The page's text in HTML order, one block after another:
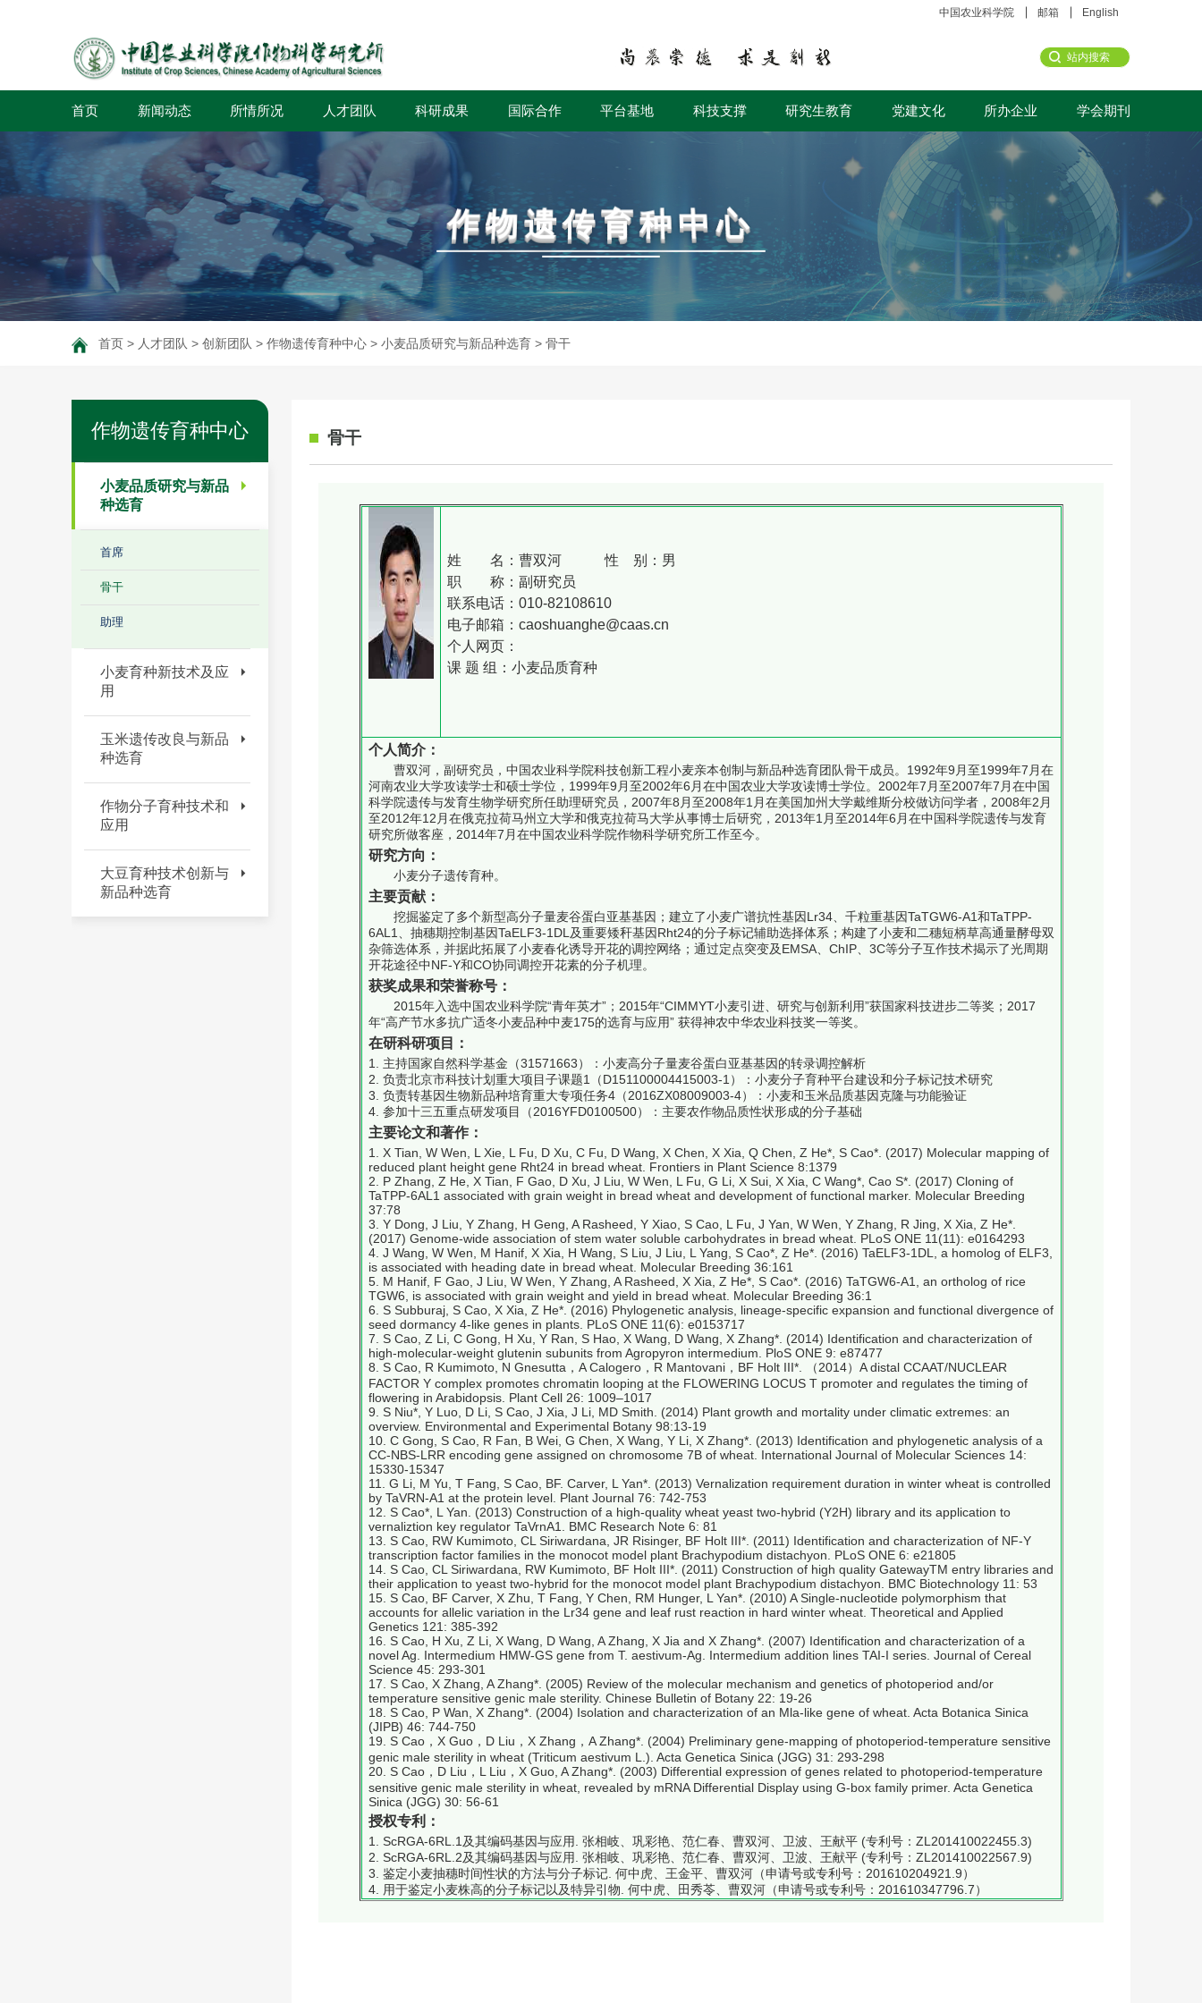
中国农业科学院 邮箱 English
首页 新闻动态 所情所况 人才团队 科研成果 国际合作 平台基地 科技支撑 研究生教育 党建文化 所办企业 学会期刊
作物遗传育种中心
首页 > 人才团队 > 创新团队 > 作物遗传育种中心 > 小麦品质研究与新品种选育 > 骨干
作物遗传育种中心
小麦品质研究与新品
种选育
首席
骨干
助理
小麦育种新技术及应
用
玉米遗传改良与新品
种选育
作物分子育种技术和
应用
大豆育种技术创新与
新品种选育
骨干
姓 名：曹双河 性 别：男
职 称：副研究员
联系电话：010-82108610
电子邮箱：caoshuanghe@caas.cn
个人网页：
课 题 组：小麦品质育种
个人简介：
曹双河，副研究员，中国农业科学院科技创新工程小麦亲本创制与新品种选育团队骨干成员。1992年9月至1999年7月在
河南农业大学攻读学士和硕士学位，1999年9月至2002年6月在中国农业大学攻读博士学位。2002年7月至2007年7月在中国
科学院遗传与发育生物学研究所任助理研究员，2007年8月至2008年1月在美国加州大学戴维斯分校做访问学者，2008年2月
至2012年12月在俄克拉荷马州立大学和俄克拉荷马大学从事博士后研究，2013年1月至2014年6月在中国科学院遗传与发育
研究所做客座，2014年7月在中国农业科学院作物科学研究所工作至今。
研究方向：
小麦分子遗传育种。
主要贡献：
挖掘鉴定了多个新型高分子量麦谷蛋白亚基基因；建立了小麦广谱抗性基因Lr34、千粒重基因TaTGW6-A1和TaTPP-
6AL1、抽穗期控制基因TaELF3-1DL及重要矮秆基因Rht24的分子标记辅助选择体系；构建了小麦和二穗短柄草高通量酵母双
杂筛选体系，并据此拓展了小麦春化诱导开花的调控网络；通过定点突变及EMSA、ChIP、3C等分子互作技术揭示了光周期
开花途径中NF-Y和CO协同调控开花素的分子机理。
获奖成果和荣誉称号：
2015年入选中国农业科学院“青年英才”；2015年“CIMMYT小麦引进、研究与创新利用”获国家科技进步二等奖；2017
年“高产节水多抗广适冬小麦品种中麦175的选育与应用” 获得神农中华农业科技奖一等奖。
在研科研项目：
1. 主持国家自然科学基金（31571663）：小麦高分子量麦谷蛋白亚基基因的转录调控解析
2. 负责北京市科技计划重大项目子课题1（D151100004415003-1）：小麦分子育种平台建设和分子标记技术研究
3. 负责转基因生物新品种培育重大专项任务4（2016ZX08009003-4）：小麦和玉米品质基因克隆与功能验证
4. 参加十三五重点研发项目（2016YFD0100500）：主要农作物品质性状形成的分子基础
主要论文和著作：
1. X Tian, W Wen, L Xie, L Fu, D Xu, C Fu, D Wang, X Chen, X Xia, Q Chen, Z He*, S Cao*. (2017) Molecular mapping of
reduced plant height gene Rht24 in bread wheat. Frontiers in Plant Science 8:1379
2. P Zhang, Z He, X Tian, F Gao, D Xu, J Liu, W Wen, L Fu, G Li, X Sui, X Xia, C Wang*, Cao S*. (2017) Cloning of
TaTPP-6AL1 associated with grain weight in bread wheat and development of functional marker. Molecular Breeding
37:78
3. Y Dong, J Liu, Y Zhang, H Geng, A Rasheed, Y Xiao, S Cao, L Fu, J Yan, W Wen, Y Zhang, R Jing, X Xia, Z He*.
(2017) Genome-wide association of stem water soluble carbohydrates in bread wheat. PLoS ONE 11(11): e0164293
4. J Wang, W Wen, M Hanif, X Xia, H Wang, S Liu, J Liu, L Yang, S Cao*, Z He*. (2016) TaELF3-1DL, a homolog of ELF3,
is associated with heading date in bread wheat. Molecular Breeding 36:161
5. M Hanif, F Gao, J Liu, W Wen, Y Zhang, A Rasheed, X Xia, Z He*, S Cao*. (2016) TaTGW6-A1, an ortholog of rice
TGW6, is associated with grain weight and yield in bread wheat. Molecular Breeding 36:1
6. S Subburaj, S Cao, X Xia, Z He*. (2016) Phylogenetic analysis, lineage-specific expansion and functional divergence of
seed dormancy 4-like genes in plants. PLoS ONE 11(6): e0153717
7. S Cao, Z Li, C Gong, H Xu, Y Ran, S Hao, X Wang, D Wang, X Zhang*. (2014) Identification and characterization of
high-molecular-weight glutenin subunits from Agropyron intermedium. PloS ONE 9: e87477
8. S Cao, R Kumimoto, N Gnesutta，A Calogero，R Mantovani，BF Holt III*. （2014）A distal CCAAT/NUCLEAR
FACTOR Y complex promotes chromatin looping at the FLOWERING LOCUS T promoter and regulates the timing of
flowering in Arabidopsis. Plant Cell 26: 1009–1017
9. S Niu*, Y Luo, D Li, S Cao, J Xia, J Li, MD Smith. (2014) Plant growth and mortality under climatic extremes: an
overview. Environmental and Experimental Botany 98:13-19
10. C Gong, S Cao, R Fan, B Wei, G Chen, X Wang, Y Li, X Zhang*. (2013) Identification and phylogenetic analysis of a
CC-NBS-LRR encoding gene assigned on chromosome 7B of wheat. International Journal of Molecular Sciences 14:
15330-15347
11. G Li, M Yu, T Fang, S Cao, BF. Carver, L Yan*. (2013) Vernalization requirement duration in winter wheat is controlled
by TaVRN-A1 at the protein level. Plant Journal 76: 742-753
12. S Cao*, L Yan. (2013) Construction of a high-quality wheat yeast two-hybrid (Y2H) library and its application to
vernaliztion key regulator TaVrnA1. BMC Research Note 6: 81
13. S Cao, RW Kumimoto, CL Siriwardana, JR Risinger, BF Holt III*. (2011) Identification and characterization of NF-Y
transcription factor families in the monocot model plant Brachypodium distachyon. PLoS ONE 6: e21805
14. S Cao, CL Siriwardana, RW Kumimoto, BF Holt III*. (2011) Construction of high quality GatewayTM entry libraries and
their application to yeast two-hybrid for the monocot model plant Brachypodium distachyon. BMC Biotechnology 11: 53
15. S Cao, BF Carver, X Zhu, T Fang, Y Chen, RM Hunger, L Yan*. (2010) A Single-nucleotide polymorphism that
accounts for allelic variation in the Lr34 gene and leaf rust reaction in hard winter wheat. Theoretical and Applied
Genetics 121: 385-392
16. S Cao, H Xu, Z Li, X Wang, D Wang, A Zhang, X Jia and X Zhang*. (2007) Identification and characterization of a
novel Ag. Intermedium HMW-GS gene from T. aestivum-Ag. Intermedium addition lines TAI-I series. Journal of Cereal
Science 45: 293-301
17. S Cao, X Zhang, A Zhang*. (2005) Review of the molecular mechanism and genetics of photoperiod and/or
temperature sensitive genic male sterility. Chinese Bulletin of Botany 22: 19-26
18. S Cao, P Wan, X Zhang*. (2004) Isolation and characterization of an Mla-like gene of wheat. Acta Botanica Sinica
(JIPB) 46: 744-750
19. S Cao，X Guo，D Liu，X Zhang，A Zhang*. (2004) Preliminary gene-mapping of photoperiod-temperature sensitive
genic male sterility in wheat (Triticum aestivum L.). Acta Genetica Sinica (JGG) 31: 293-298
20. S Cao，D Liu，L Liu，X Guo, A Zhang*. (2003) Differential expression of genes related to photoperiod-temperature
sensitive genic male sterility in wheat, revealed by mRNA Differential Display using G-box family primer. Acta Genetica
Sinica (JGG) 30: 56-61
授权专利：
1. ScRGA-6RL.1及其编码基因与应用. 张相岐、巩彩艳、范仁春、曹双河、卫波、王献平 (专利号：ZL201410022455.3)
2. ScRGA-6RL.2及其编码基因与应用. 张相岐、巩彩艳、范仁春、曹双河、卫波、王献平 (专利号：ZL201410022567.9)
3. 鉴定小麦抽穗时间性状的方法与分子标记. 何中虎、王金平、曹双河（申请号或专利号：201610204921.9）
4. 用于鉴定小麦株高的分子标记以及特异引物. 何中虎、田秀苓、曹双河（申请号或专利号：201610347796.7）